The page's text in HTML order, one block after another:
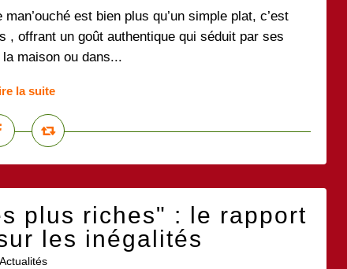
est bien plus qu’un simple plat, c’est
, offrant un goût authentique qui séduit par ses
maison ou dans...
la suite
plus riches" : le rapport
les inégalités